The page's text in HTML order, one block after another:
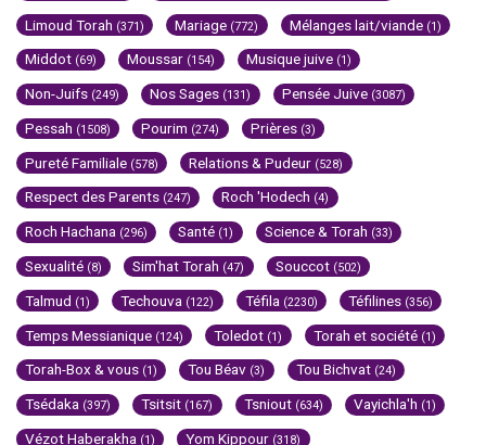
Limoud Torah (371) Mariage (772) Mélanges lait/viande (1)
Middot (69) Moussar (154) Musique juive (1)
Non-Juifs (249) Nos Sages (131) Pensée Juive (3087)
Pessah (1508) Pourim (274) Prières (3)
Pureté Familiale (578) Relations & Pudeur (528)
Respect des Parents (247) Roch 'Hodech (4)
Roch Hachana (296) Santé (1) Science & Torah (33)
Sexualité (8) Sim'hat Torah (47) Souccot (502)
Talmud (1) Techouva (122) Téfila (2230) Téfilines (356)
Temps Messianique (124) Toledot (1) Torah et société (1)
Torah-Box & vous (1) Tou Béav (3) Tou Bichvat (24)
Tsédaka (397) Tsitsit (167) Tsniout (634) Vayichla'h (1)
Vézot Haberakha (1) Yom Kippour (318)